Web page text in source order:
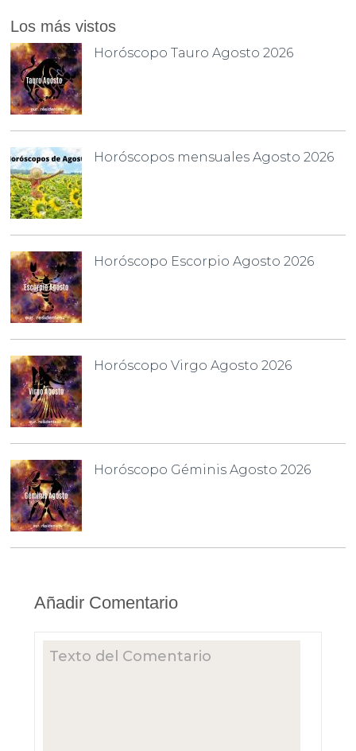
Los más vistos
Horóscopo Tauro Agosto 2026
Horóscopos mensuales Agosto 2026
Horóscopo Escorpio Agosto 2026
Horóscopo Virgo Agosto 2026
Horóscopo Géminis Agosto 2026
Añadir Comentario